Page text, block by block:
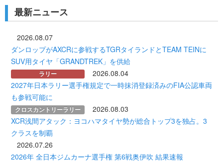
最新ニュース
2026.08.07
ダンロップがAXCRに参戦するTGRタイランドとTEAM TEINに
SUV用タイヤ「GRANDTREK」を供給
ラリー
2026.08.04
2027年日本ラリー選手権規定で一時抹消登録済みのFIA公認車両
も参戦可能に
クロスカントリーラリー
2026.08.03
XCR浅間アタック：ヨコハマタイヤ勢が総合トップ3を独占。3
クラスを制覇
2026.07.26
2026年 全日本ジムカーナ選手権 第6戦奥伊吹 結果速報